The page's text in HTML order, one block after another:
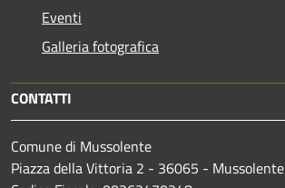
Eventi
Galleria fotografica
CONTATTI
Comune di Mussolente
Piazza della Vittoria 2 - 36065 - Mussolente